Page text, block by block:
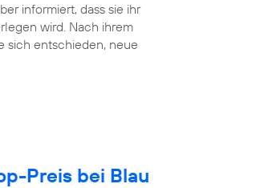
informiert, dass sie ihr
wird. Nach ihrem
sich entschieden, neue
Preis bei Blau